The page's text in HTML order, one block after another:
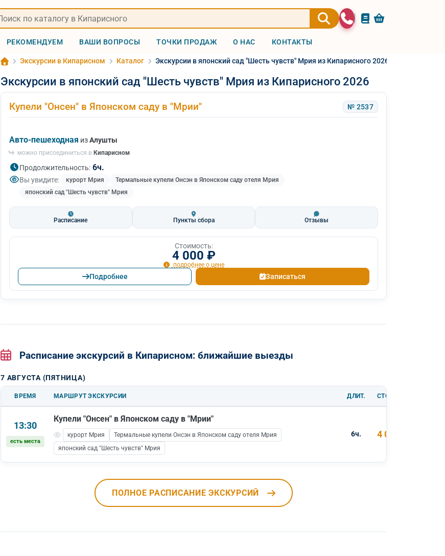
РЕКОМЕНДУЕМ ВАШИ ВОПРОСЫ ТОЧКИ ПРОДАЖ О НАС КОНТАКТЫ
Экскурсии в Кипарисном Каталог Экскурсии в японский сад "Шесть чувств" Мрия из Кипарисного 2026
Экскурсии в японский сад "Шесть чувств" Мрия из Кипарисного 2026
Купели "Онсен" в Японском саду в "Мрии" № 2537
Авто-пешеходная изАлушты
можно присоединиться в Кипарисном
Продолжительность: 6ч.
Вы увидите: курорт Мрия
Термальные купели Онсэн в Японском саду отеля Мрия
японский сад "Шесть чувств" Мрия
Расписание Пункты сбора Отзывы
Стоимость:
4 000 ₽
подробнее о цене
Подробнее Записаться
Расписание экскурсий в Кипарисном: ближайшие выезды
7 АВГУСТА (ПЯТНИЦА)
ВРЕМЯ МАРШРУТ ЭКСКУРСИИ ДЛИТ. СТОИМОСТЬ
13:30
есть места
Купели "Онсен" в Японском саду в "Мрии"
курорт Мрия
Термальные купели Онсэн в Японском саду отеля Мрия
японский сад "Шесть чувств" Мрия
6ч. 4 000 ₽
ПОЛНОЕ РАСПИСАНИЕ ЭКСКУРСИЙ